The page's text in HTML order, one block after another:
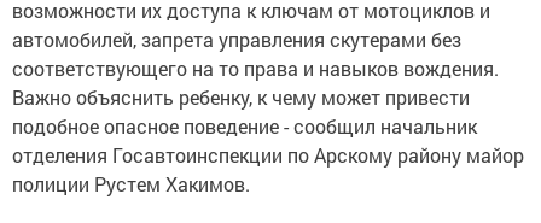
автомобилей, запрета управления скутерами без
соответствующего на то права и навыков вождения.
Важно объяснить ребенку, к чему может привести
подобное опасное поведение - сообщил начальник
отделения Госавтоинспекции по Арскому району майор
полиции Рустем Хакимов.